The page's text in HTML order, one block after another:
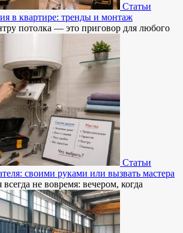
Статьи
в квартире: тренды и монтаж
потолка — это приговор для любого
Статьи
своими руками или вызвать мастера
не вовремя: вечером, когда